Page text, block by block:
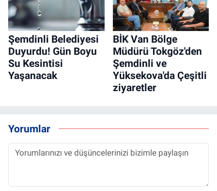
Şemdinli Belediyesi
Duyurdu! Gün Boyu
Su Kesintisi
Yaşanacak
BİK Van Bölge
Müdürü Tokgöz'den
Şemdinli ve
Yüksekova'da Çeşitli
ziyaretler
Yorumlar